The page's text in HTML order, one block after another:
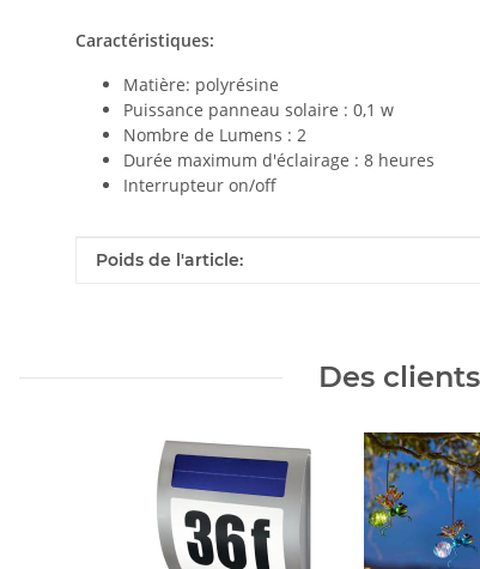
Caractéristiques:
Matière: polyrésine
Puissance panneau solaire : 0,1 w
Nombre de Lumens : 2
Durée maximum d'éclairage : 8 heures
Interrupteur on/off
#productDetails.itemInformation#
#productDetails.itemValue#
Poids de l'article:
Des